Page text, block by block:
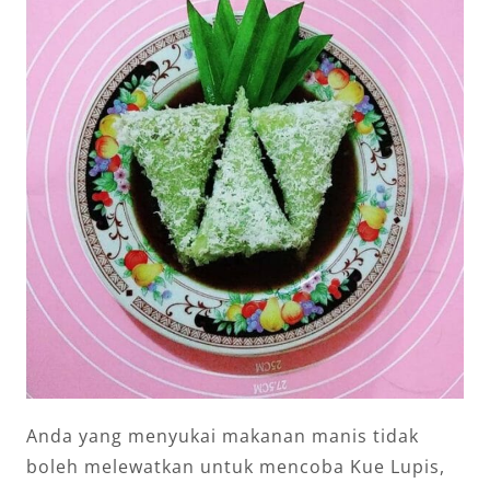
Anda yang menyukai makanan manis tidak
boleh melewatkan untuk mencoba Kue Lupis,